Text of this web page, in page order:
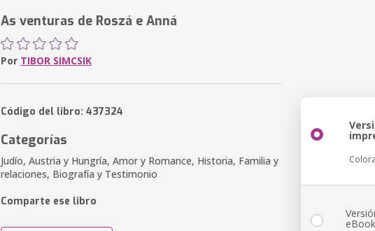
As venturas de Roszá e Anná
Por TIBOR SIMCSIK
Código del libro: 437324
Categorías
Judío, Austria y Hungría, Amor y Romance, Historia, Familia y
relaciones, Biografía y Testimonio
Comparte ese libro